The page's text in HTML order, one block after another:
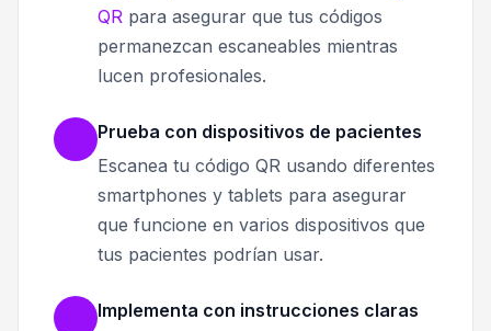
QR para asegurar que tus códigos
permanezcan escaneables mientras
lucen profesionales.
Prueba con dispositivos de pacientes
Escanea tu código QR usando diferentes
smartphones y tablets para asegurar
que funcione en varios dispositivos que
tus pacientes podrían usar.
Implementa con instrucciones claras